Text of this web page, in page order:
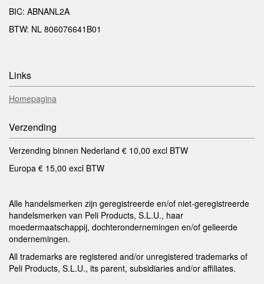
BIC: ABNANL2A
BTW: NL 806076641B01
Links
Homepagina
Verzending
Verzending binnen Nederland € 10,00 excl BTW
Europa € 15,00 excl BTW
Alle handelsmerken zijn geregistreerde en/of niet-geregistreerde
handelsmerken van Peli Products, S.L.U., haar
moedermaatschappij, dochterondernemingen en/of gelieerde
ondernemingen.
All trademarks are registered and/or unregistered trademarks of
Peli Products, S.L.U., its parent, subsidiaries and/or affiliates.